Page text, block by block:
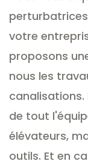
votre
proposons
nous les
de tout
élévateurs,
outils. Et en